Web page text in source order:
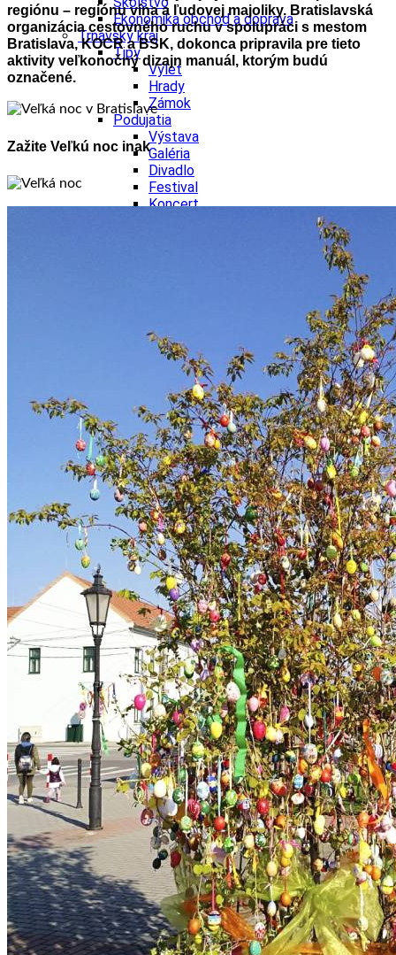
Ekonomika obchod a doprava
Trnavský kraj
Tipy
Výlet
Hrady
Zámok
Podujatia
Výstava
Galéria
Divadlo
Festival
Koncert
Trenčiansky kraj
Výlet
Turistika
Cyklistika
Hrady
Zámok
Podujatia
Výstava
Festival
Ubytovanie
Wellness
Gastro
Kaviarne
Kultúra a tradície
Kúpele
Šport a agroturistika
Školstvo
Nitriansky kraj
Tipy
Výlet
Turistika
Hrady
Podujatia
Výstava
Festival
Divadlo
Ubytovanie
Wellness
Gastro
Víno
Kultúra a tradície
Šport a agroturistika
Školstvo
Ekonomika obchod a doprava
Žilinský kraj
Tipy
regiónu – regiónu vína a ľudovej majoliky. Bratislavská
organizácia cestovného ruchu v spolupráci s mestom
Bratislava, KOCR a BSK, dokonca pripravila pre tieto
aktivity veľkonočný dizajn manuál, ktorým budú
označené.
Zažite Veľkú noc inak